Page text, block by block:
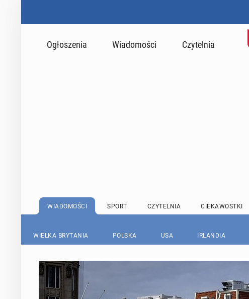
Ogłoszenia Wiadomości Czytelnia
WIADOMOŚCI SPORT CZYTELNIA CIEKAWOSTKI
WIELKA BRYTANIA POLSKA USA IRLANDIA